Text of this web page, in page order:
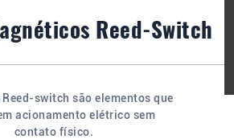
Reed-Switch
Reed-switch são elementos que
acionamento elétrico sem
contato físico.